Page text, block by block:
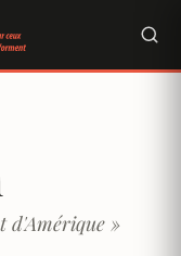
d'Amérique »